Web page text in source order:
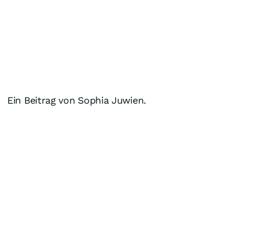
Ein Beitrag von Sophia Juwien.